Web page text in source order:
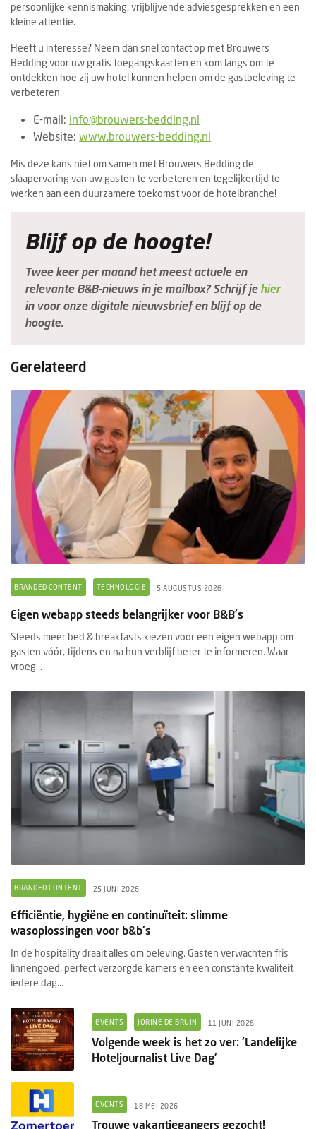
persoonlijke kennismaking, vrijblijvende adviesgesprekken en een
kleine attentie.
Heeft u interesse? Neem dan snel contact op met Brouwers
Bedding voor uw gratis toegangskaarten en kom langs om te
ontdekken hoe zij uw hotel kunnen helpen om de gastbeleving te
verbeteren.
E-mail: info@brouwers-bedding.nl
Website: www.brouwers-bedding.nl
Mis deze kans niet om samen met Brouwers Bedding de
slaapervaring van uw gasten te verbeteren en tegelijkertijd te
werken aan een duurzamere toekomst voor de hotelbranche!
Blijf op de hoogte!
Twee keer per maand het meest actuele en
relevante B&B-nieuws in je mailbox? Schrijf je hier
in voor onze digitale nieuwsbrief en blijf op de
hoogte.
Gerelateerd
BRANDED CONTENT TECHNOLOGIE 5 AUGUSTUS 2026
Eigen webapp steeds belangrijker voor B&B's
Steeds meer bed & breakfasts kiezen voor een eigen webapp om
gasten vóór, tijdens en na hun verblijf beter te informeren. Waar
vroeg...
BRANDED CONTENT 25 JUNI 2026
Efficiëntie, hygiëne en continuïteit: slimme
wasoplossingen voor b&b's
In de hospitality draait alles om beleving. Gasten verwachten fris
linnengoed, perfect verzorgde kamers en een constante kwaliteit –
iedere dag...
EVENTS JORINE DE BRUIN 11 JUNI 2026
Volgende week is het zo ver: 'Landelijke
Hoteljournalist Live Dag'
EVENTS 18 MEI 2026
Trouwe vakantiegangers gezocht!